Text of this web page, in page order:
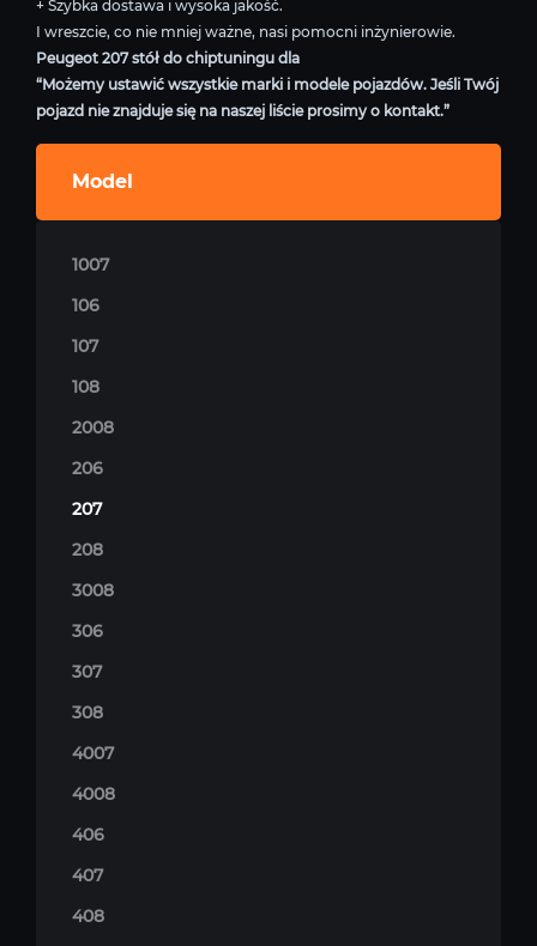
+ Szybka dostawa i wysoka jakość.
I wreszcie, co nie mniej ważne, nasi pomocni inżynierowie.
Peugeot 207 stół do chiptuningu dla
“Możemy ustawić wszystkie marki i modele pojazdów. Jeśli Twój
pojazd nie znajduje się na naszej liście prosimy o kontakt.”
Model
1007
106
107
108
2008
206
207
208
3008
306
307
308
4007
4008
406
407
408